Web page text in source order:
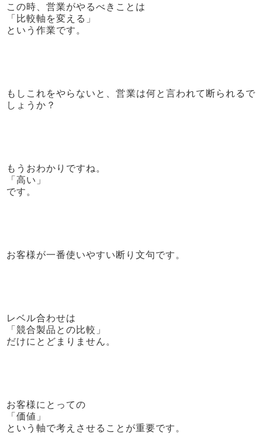
この時、営業がやるべきことは
「比較軸を変える」
という作業です。
もしこれをやらないと、営業は何と言われて断られるで
しょうか？
もうおわかりですね。
「高い」
です。
お客様が一番使いやすい断り文句です。
レベル合わせは
「競合製品との比較」
だけにとどまりません。
お客様にとっての
「価値」
という軸で考えさせることが重要です。